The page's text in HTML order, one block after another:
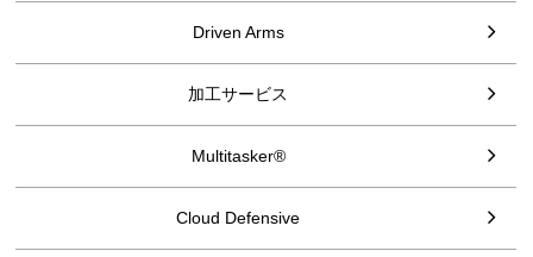
Driven Arms
加工サービス
Multitasker®
Cloud Defensive